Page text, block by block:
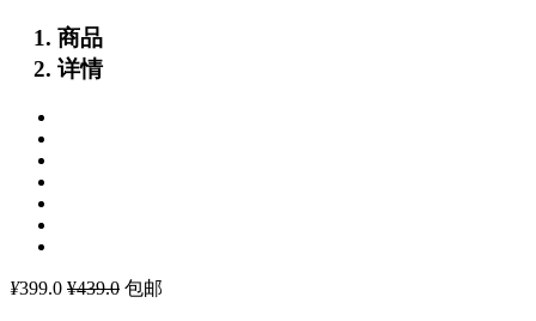
商品
详情
¥399.0 ¥439.0 包邮